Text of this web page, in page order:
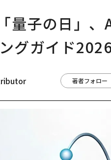
量子の日」
グガイド
著者フォロー